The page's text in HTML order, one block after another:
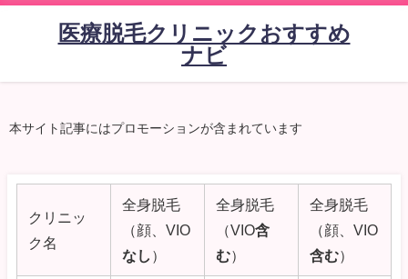
医療脱毛クリニックおすすめ
ナビ
本サイト記事にはプロモーションが含まれています
クリニッ
ク名
全身脱毛
（顔、VIO
なし ）
全身脱毛
（VIO含
む）
全身脱毛
（顔、VIO
含む）